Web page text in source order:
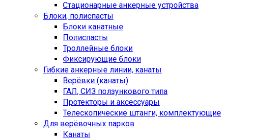
Стационарные анкерные устройства
Блоки, полиспасты
Блоки канатные
Полиспасты
Троллейные блоки
Фиксирующие блоки
Гибкие анкерные линии, канаты
Верёвки (канаты)
ГАЛ, СИЗ ползункового типа
Протекторы и аксессуары
Телескопические штанги, комплектующие
Для верёвочных парков
Канаты